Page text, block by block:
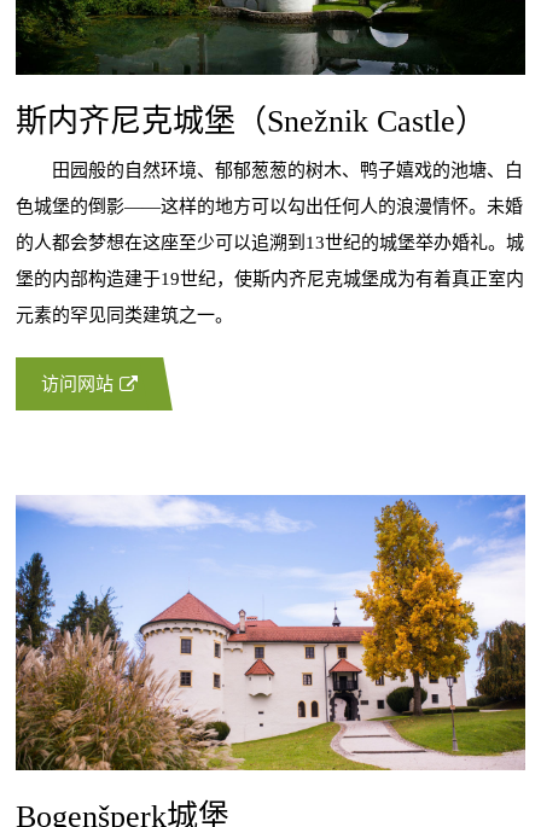
斯内齐尼克城堡（Snežnik Castle）
田园般的自然环境、郁郁葱葱的树木、鸭子嬉戏的池塘、白
色城堡的倒影——这样的地方可以勾出任何人的浪漫情怀。未婚
的人都会梦想在这座至少可以追溯到13世纪的城堡举办婚礼。城
堡的内部构造建于19世纪，使斯内齐尼克城堡成为有着真正室内
元素的罕见同类建筑之一。
访问网站
Bogenšperk城堡